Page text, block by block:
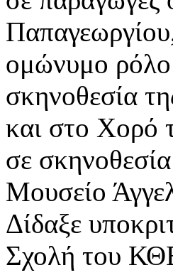
ομώνυμο ρόλο
σκηνοθεσία
και στο Χορό
σε
Μουσείο
Δίδαξε
Σχολή του